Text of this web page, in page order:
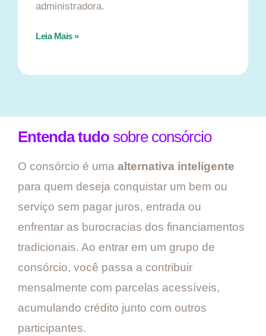
administradora.
Leia Mais »
Entenda tudo sobre consórcio
O consórcio é uma alternativa inteligente
para quem deseja conquistar um bem ou
serviço sem pagar juros, entrada ou
enfrentar as burocracias dos financiamentos
tradicionais. Ao entrar em um grupo de
consórcio, você passa a contribuir
mensalmente com parcelas acessíveis,
acumulando crédito junto com outros
participantes.